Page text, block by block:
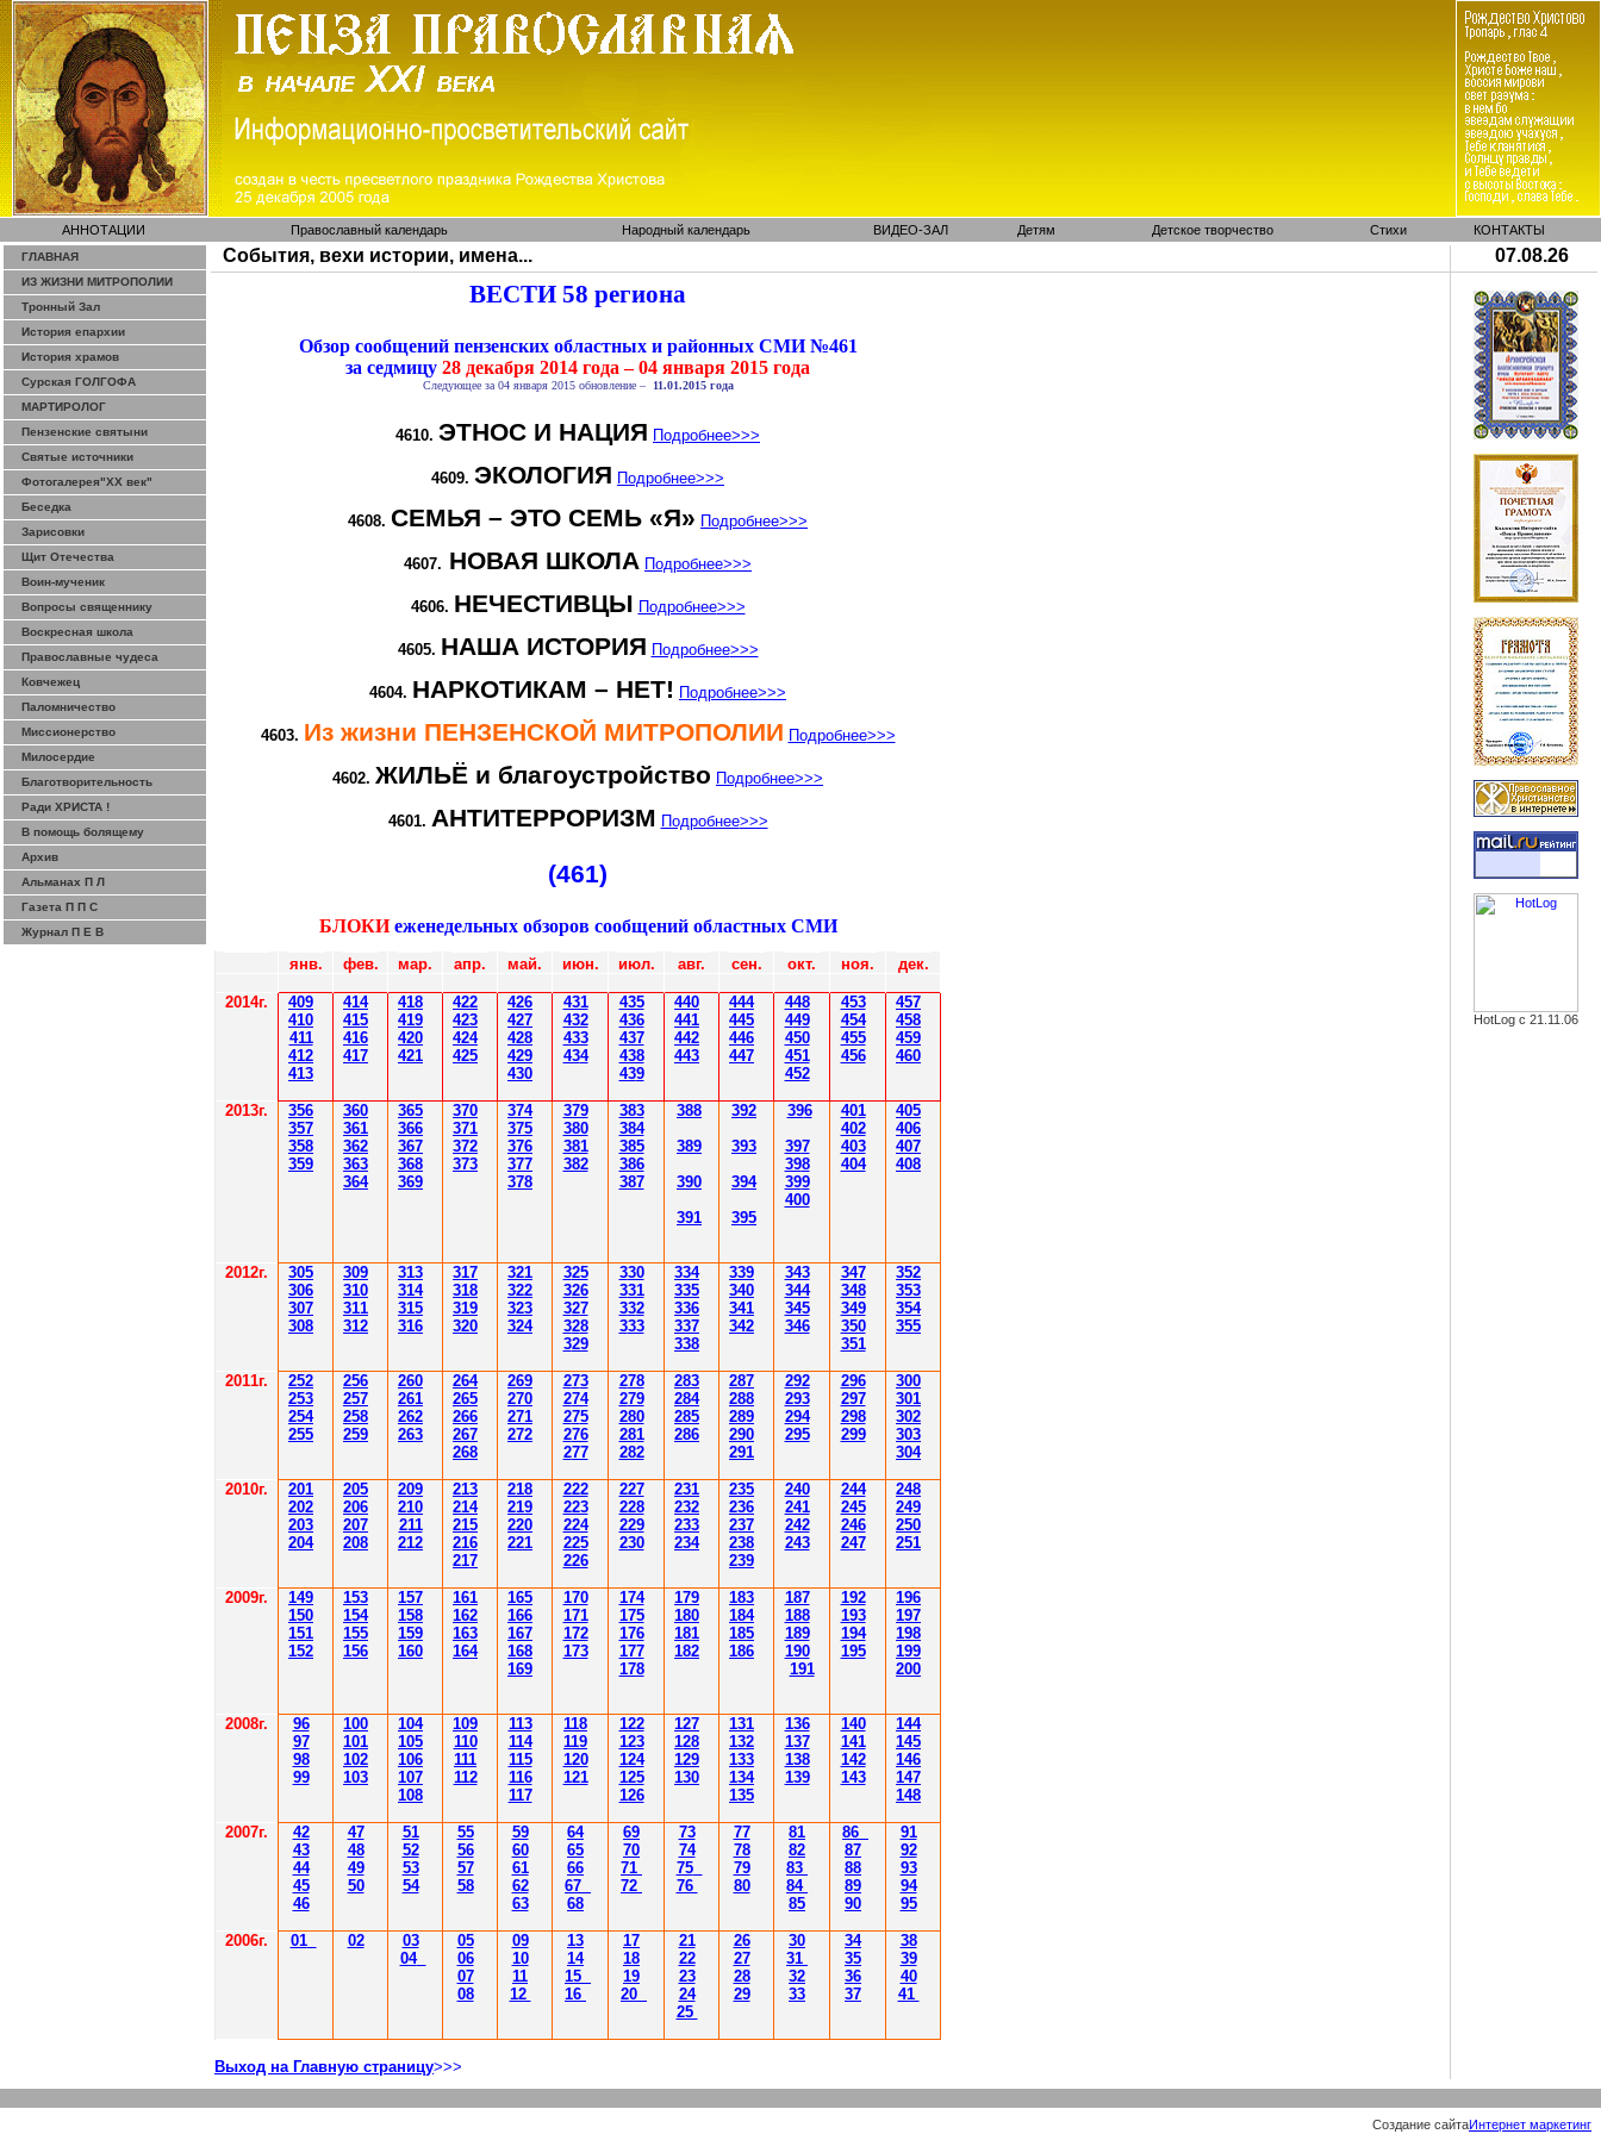
АННОТАЦИИ Православный календарь Народный календарь ВИДЕО-ЗАЛ Детям Детское творчество Стихи КОНТАКТЫ
ГЛАВНАЯ
ИЗ ЖИЗНИ МИТРОПОЛИИ
Тронный Зал
История епархии
История храмов
Сурская ГОЛГОФА
МАРТИРОЛОГ
Пензенские святыни
Святые источники
Фотогалерея"ХХ век"
Беседка
Зарисовки
Щит Отечества
Воин-мученик
Вопросы священнику
Воскресная школа
Православные чудеса
Ковчежец
Паломничество
Миссионерство
Милосердие
Благотворительность
Ради ХРИСТА !
В помощь болящему
Архив
Альманах П Л
Газета П П С
Журнал П Е В
События, вехи истории, имена... 07.08.26
ВЕСТИ 58 региона
Обзор сообщений пензенских областных и районных СМИ №461
за седмицу 28 декабря 2014 года – 04 января 2015 года
Следующее за 04 января 2015 обновление – 11.01.2015 года
4610. ЭТНОС И НАЦИЯ Подробнее>>>
4609. ЭКОЛОГИЯ Подробнее>>>
4608. СЕМЬЯ – ЭТО СЕМЬ «Я» Подробнее>>>
4607. НОВАЯ ШКОЛА Подробнее>>>
4606. НЕЧЕСТИВЦЫ Подробнее>>>
4605. НАША ИСТОРИЯ Подробнее>>>
4604. НАРКОТИКАМ – НЕТ! Подробнее>>>
4603. Из жизни ПЕНЗЕНСКОЙ МИТРОПОЛИИ Подробнее>>>
4602. ЖИЛЬЁ и благоустройство Подробнее>>>
4601. АНТИТЕРРОРИЗМ Подробнее>>>
(461)
БЛОКИ еженедельных обзоров сообщений областных СМИ
янв. фев. мар. апр. май. июн. июл. авг. сен. окт. ноя. дек.
2014г. 409
410
411
412
413
414
415
416
417
418
419
420
421
422
423
424
425
426
427
428
429
430
431
432
433
434
435
436
437
438
439
440
441
442
443
444
445
446
447
448
449
450
451
452
453
454
455
456
457
458
459
460
2013г.
356
357
358
359
360
361
362
363
364
365
366
367
368
369
370
371
372
373
374
375
376
377
378
379
380
381
382
383
384
385
386
387
388
389
390
391
392
393
394
395
396
397
398
399
400
401
402
403
404
405
406
407
408
2012г. 305
306
307
308
309
310
311
312
313
314
315
316
317
318
319
320
321
322
323
324
325
326
327
328
329
330
331
332
333
334
335
336
337
338
339
340
341
342
343
344
345
346
347
348
349
350
351
352
353
354
355
2011г.
252
253
254
255
256
257
258
259
260
261
262
263
264
265
266
267
268
269
270
271
272
273
274
275
276
277
278
279
280
281
282
283
284
285
286
287
288
289
290
291
292
293
294
295
296
297
298
299
300
301
302
303
304
2010г.
201
202
203
204
205
206
207
208
209
210
211
212
213
214
215
216
217
218
219
220
221
222
223
224
225
226
227
228
229
230
231
232
233
234
235
236
237
238
239
240
241
242
243
244
245
246
247
248
249
250
251
2009г.
149
150
151
152
153
154
155
156
157
158
159
160
161
162
163
164
165
166
167
168
169
170
171
172
173
174
175
176
177
178
179
180
181
182
183
184
185
186
187
188
189
190
191
192
193
194
195
196
197
198
199
200
2008г.
96
97
98
99
100
101
102
103
104
105
106
107
108
109
110
111
112
113
114
115
116
117
118
119
120
121
122
123
124
125
126
127
128
129
130
131
132
133
134
135
136
137
138
139
140
141
142
143
144
145
146
147
148
2007г.
42
43
44
45
46
47
48
49
50
51
52
53
54
55
56
57
58
59
60
61
62
63
64
65
66
67
68
69
70
71
72
73
74
75
76
77
78
79
80
81
82
83
84
85
86
87
88
89
90
91
92
93
94
95
2006г. 01 02
03
04
05
06
07
08
09
10
11
12
13
14
15
16
17
18
19
20
21
22
23
24
25
26
27
28
29
30
31
32
33
34
35
36
37
38
39
40
41
Выход на Главную страницу>>>
HotLog с 21.11.06
Создание сайтаИнтернет маркетинг